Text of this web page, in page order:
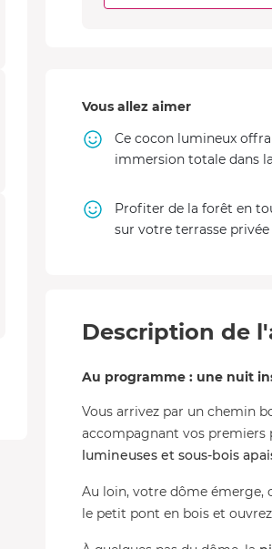
Vous allez aimer
Ce cocon lumineux
immersion totale dans
Profiter de la forêt en
sur votre terrasse privée
Description de
Au programme : une nuit
Vous arrivez par un chemin
accompagnant vos premiers
lumineuses et sous-bois
Au loin, votre dôme émerge,
le petit pont en bois et